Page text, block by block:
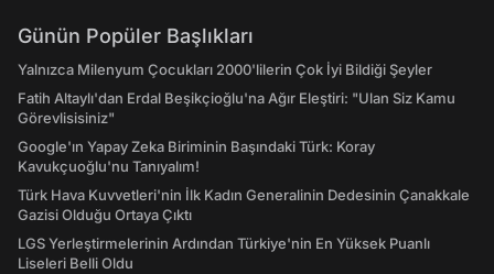
Günün Popüler Başlıkları
Yalnızca Milenyum Çocukları 2000'lilerin Çok İyi Bildiği Şeyler
Fatih Altaylı'dan Erdal Beşikçioğlu'na Ağır Eleştiri: "Ulan Siz Kamu
Görevlisisiniz"
Google'ın Yapay Zeka Biriminin Başındaki Türk: Koray
Kavukçuoğlu'nu Tanıyalım!
Türk Hava Kuvvetleri'nin İlk Kadın Generalinin Dedesinin Çanakkale
Gazisi Olduğu Ortaya Çıktı
LGS Yerleştirmelerinin Ardından Türkiye'nin En Yüksek Puanlı
Liseleri Belli Oldu